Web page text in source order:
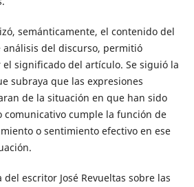
semánticamente, el contenido del
análisis del discurso, permitió
significado del artículo. Se siguió la
subraya que las expresiones
de la situación en que han sido
comunicativo cumple la función de
o sentimiento efectivo en ese
del escritor José Revueltas sobre las